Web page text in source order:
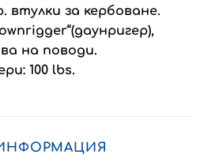
втулки за кербоване.
на поводи.
100 lbs.